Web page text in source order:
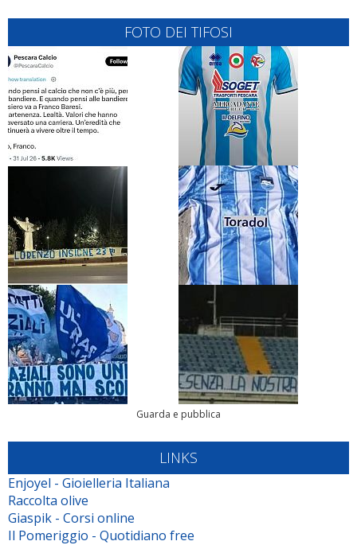
FOTO DEI TIFOSI
Guarda e pubblica
LINKS
Enjoyel - Gioielleria Italiana
Raccolta olive
Giaspik - Corsi online
Il Pomeriggio - Quotidiano free